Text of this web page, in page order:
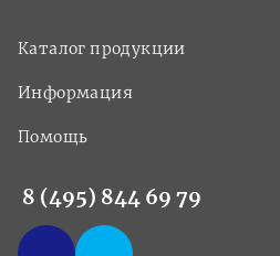
Каталог продукции
Информация
Помощь
8 (495) 844 69 79